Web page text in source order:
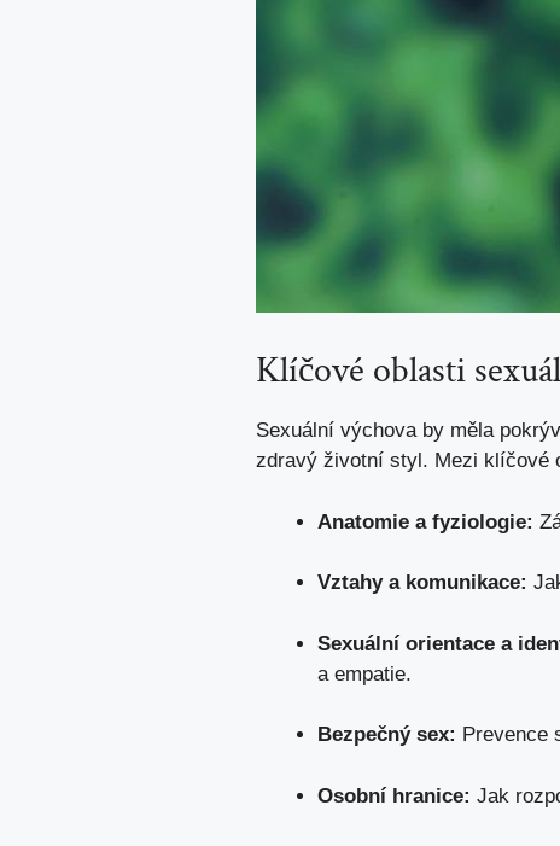
Klíčové ⁢oblasti
Sexuální‌ výchova‌ by měla
zdravý životní styl. ‌Mezi‍ klíčové⁢
Anatomie a fyziologie:
Vztahy a komunikace:
Sexuální orientace a‌
a empatie.
Bezpečný​ sex: Prevence
Osobní hranice: Jak